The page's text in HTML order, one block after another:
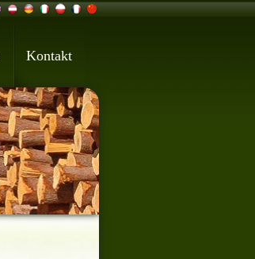
Kontakt